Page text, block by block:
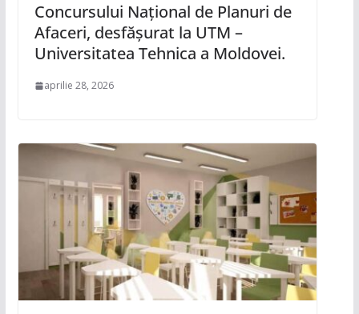
Concursului Național de Planuri de
Afaceri, desfășurat la UTM –
Universitatea Tehnica a Moldovei.
aprilie 28, 2026